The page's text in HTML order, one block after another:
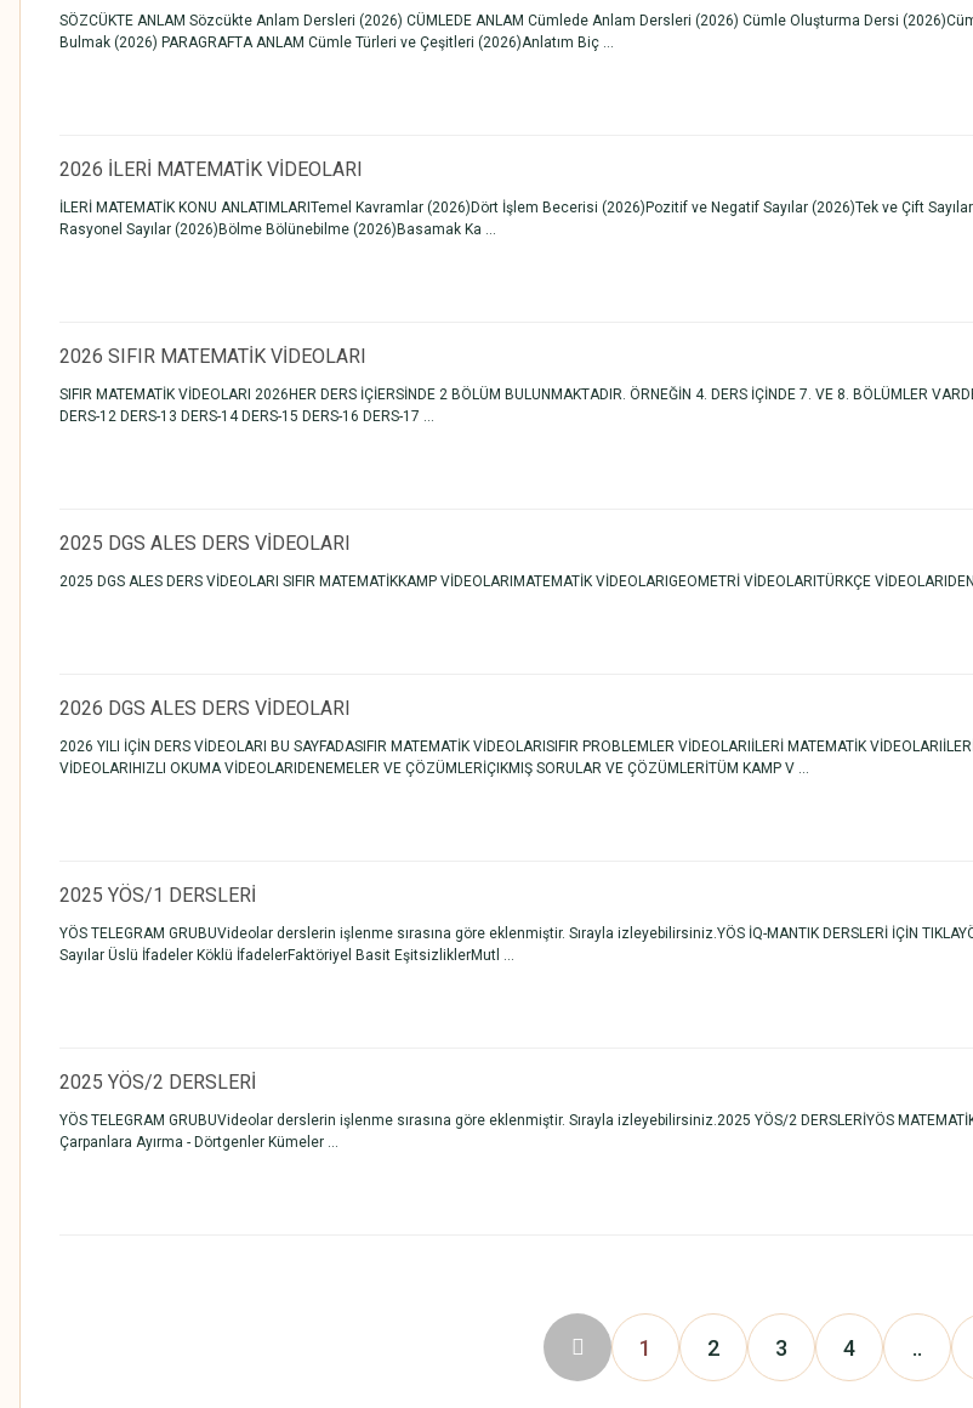
SÖZCÜKTE ANLAM Sözcükte Anlam Dersleri (2026) CÜMLEDE ANLAM Cümlede Anlam Dersleri (2026) Cümle Oluşturma Dersi
Bulmak (2026) PARAGRAFTA ANLAM Cümle Türleri ve Çeşitleri (2026)Anlatım Biç ...
2026 İLERİ MATEMATİK VİDEOLARI
İLERİ MATEMATİK KONU ANLATIMLARITemel Kavramlar (2026)Dört İşlem Becerisi (2026)Pozitif ve Negatif Sayılar (2026)Tek ve Çift
Rasyonel Sayılar (2026)Bölme Bölünebilme (2026)Basamak Ka ...
2026 SIFIR MATEMATİK VİDEOLARI
SIFIR MATEMATİK VİDEOLARI 2026HER DERS İÇİERSİNDE 2 BÖLÜM BULUNMAKTADIR. ÖRNEĞİN 4. DERS İÇİNDE 7. VE 8. BÖLÜMLER
DERS-12 DERS-13 DERS-14 DERS-15 DERS-16 DERS-17 ...
2025 DGS ALES DERS VİDEOLARI
2025 DGS ALES DERS VİDEOLARI SIFIR MATEMATİKKAMP VİDEOLARIMATEMATİK VİDEOLARIGEOMETRİ VİDEOLARITÜRKÇE
2026 DGS ALES DERS VİDEOLARI
2026 YILI İÇİN DERS VİDEOLARI BU SAYFADASIFIR MATEMATİK VİDEOLARISIFIR PROBLEMLER VİDEOLARIİLERİ MATEMATİK
VİDEOLARIHIZLI OKUMA VİDEOLARIDENEMELER VE ÇÖZÜMLERİÇIKMIŞ SORULAR VE ÇÖZÜMLERİTÜM KAMP V ...
2025 YÖS/1 DERSLERİ
YÖS TELEGRAM GRUBUVideolar derslerin işlenme sırasına göre eklenmiştir. Sırayla izleyebilirsiniz.YÖS İQ-MANTIK DERSLERİ İÇİN
Sayılar Üslü İfadeler Köklü İfadelerFaktöriyel Basit EşitsizliklerMutl ...
2025 YÖS/2 DERSLERİ
YÖS TELEGRAM GRUBUVideolar derslerin işlenme sırasına göre eklenmiştir. Sırayla izleyebilirsiniz.2025 YÖS/2 DERSLERİYÖS
Çarpanlara Ayırma - Dörtgenler Kümeler ...
1 2 3 4 ..